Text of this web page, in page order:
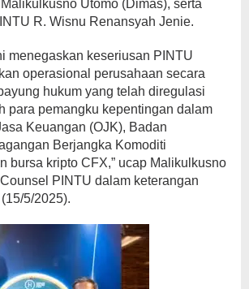
Utomo (Dimas), serta
R. Wisnu Renansyah Jenie.
menegaskan keseriusan PINTU
operasional perusahaan secara
hukum yang telah diregulasi
para pemangku kepentingan dalam
Keuangan (OJK), Badan
Berjangka Komoditi
bursa kripto CFX,” ucap Malikulkusno
PINTU dalam keterangan
5/2025).